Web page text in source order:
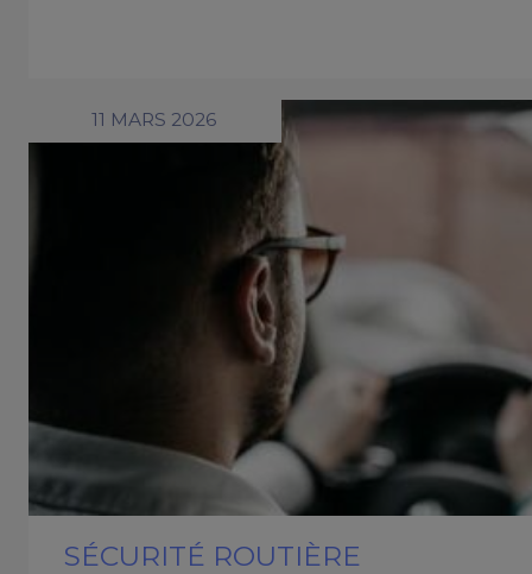
11 MARS 2026
SÉCURITÉ ROUTIÈRE